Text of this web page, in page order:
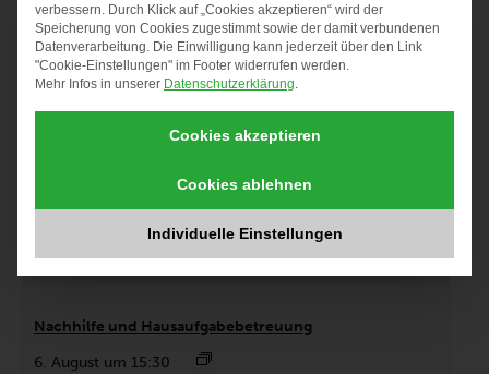
Nachhilfe und Hausaufgabebetreuung
6. August um 15:30
verbessern. Durch Klick auf „Cookies akzeptieren“ wird der
Speicherung von Cookies zugestimmt sowie der damit verbundenen
Datenverarbeitung. Die Einwilligung kann jederzeit über den Link
"Cookie-Einstellungen" im Footer widerrufen werden.
Mehr Infos in unserer Datenschutzerklärung
Cookies akzeptieren
Cookies ablehnen
Individuelle Einstellungen